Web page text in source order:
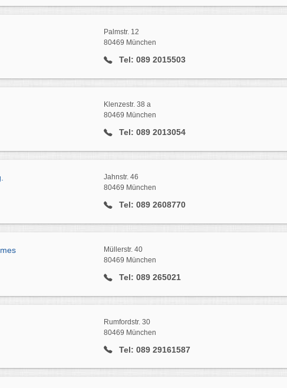
Palmstr. 12
80469 München
Tel: 089 2015503
Klenzestr. 38 a
80469 München
Tel: 089 2013054
Jahnstr. 46
80469 München
Tel: 089 2608770
Müllerstr. 40
80469 München
Tel: 089 265021
Rumfordstr. 30
80469 München
Tel: 089 29161587